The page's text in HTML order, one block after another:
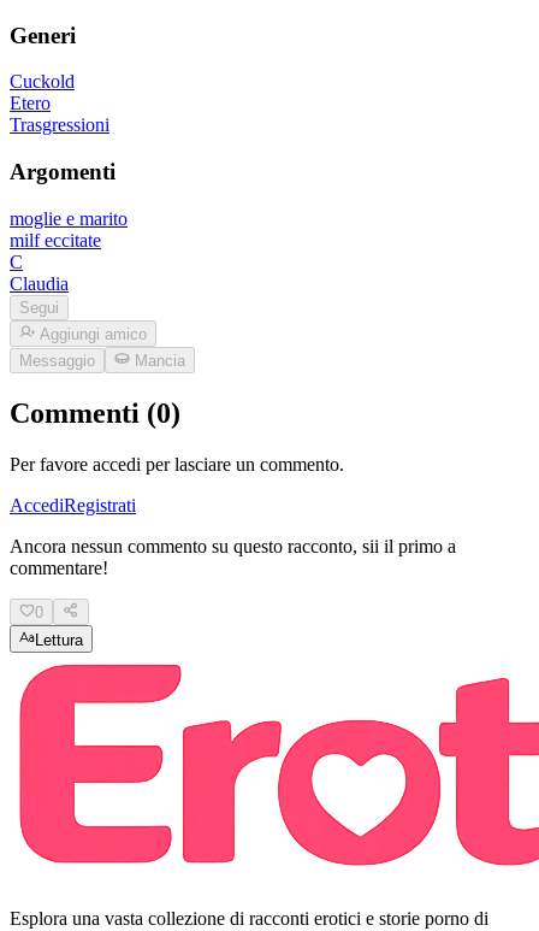
Generi
Cuckold
Etero
Trasgressioni
Argomenti
moglie e marito
milf eccitate
C
Claudia
Segui
Aggiungi amico
Messaggio
Mancia
Commenti (0)
Per favore accedi per lasciare un commento.
AccediRegistrati
Ancora nessun commento su questo racconto, sii il primo a
commentare!
0
Lettura
Esplora una vasta collezione di racconti erotici e storie porno di